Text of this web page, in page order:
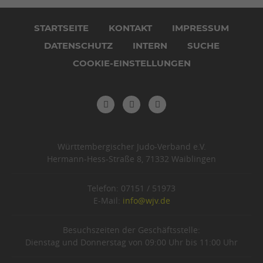
überspringen
STARTSEITE KONTAKT
IMPRESSUM
DATENSCHUTZ
INTERN
SUCHE
COOKIE-EINSTELLUNGEN
Württembergischer Judo-Verband e.V.
Hermann-Hess-Straße 8, 71332 Waiblingen
Telefon: 07151 / 51973
E-Mail: info@wjv.de
Besuchszeiten der Geschäftsstelle:
Dienstag und Donnerstag von 09:00 Uhr bis 11:00 Uhr